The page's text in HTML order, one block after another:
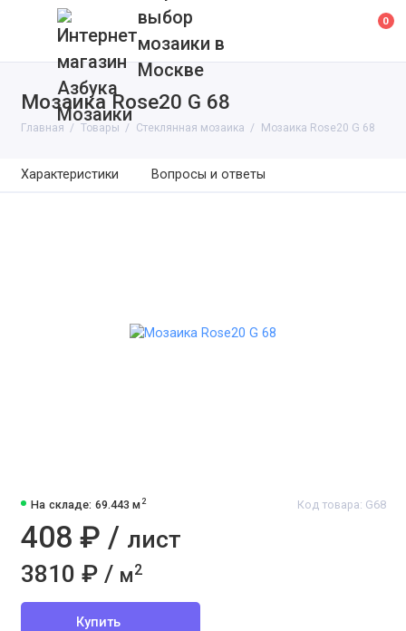
выбор
мозаики в
Москве
0
Мозаика Rose20 G 68
Главная Товары Cтеклянная мозаика Мозаика Rose20 G 68
Характеристики Вопросы и ответы
На складе: 69.443 м2 Код товара: G68
408 ₽ / лист
3810 ₽ / м2
Купить